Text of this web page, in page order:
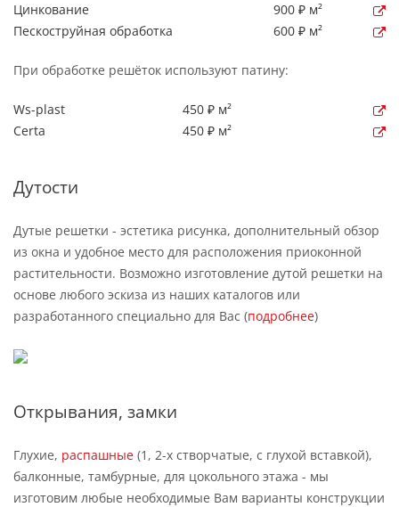
Цинкование
900 ₽ м²
Пескоструйная обработка
600 ₽ м²
При обработке решёток используют патину:
Ws-plast
450 ₽ м²
Certa
450 ₽ м²
Дутости
Дутые решетки - эстетика рисунка, дополнительный обзор
из окна и удобное место для расположения приоконной
растительности. Возможно изготовление дутой решетки на
основе любого эскиза из наших каталогов или
разработанного специально для Вас (подробнее)
Открывания, замки
Глухие, распашные (1, 2-х створчатые, с глухой вставкой),
балконные, тамбурные, для цокольного этажа - мы
изготовим любые необходимые Вам варианты конструкции